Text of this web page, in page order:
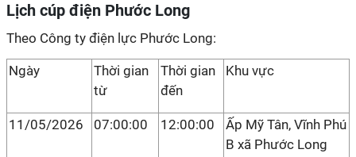
Lịch cúp điện Phước Long
Theo Công ty điện lực Phước Long:
Ngày
Thời gian
từ
Thời gian
đến
Khu vực
11/05/2026 07:00:00 12:00:00
Ấp Mỹ Tân, Vĩnh Phú
B xã Phước Long